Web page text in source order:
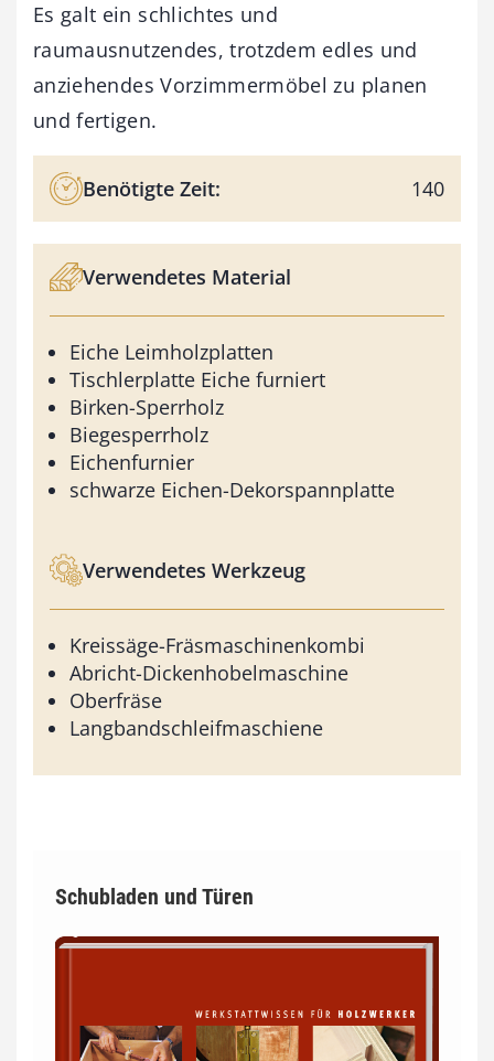
Es galt ein schlichtes und
raumausnutzendes, trotzdem edles und
anziehendes Vorzimmermöbel zu planen
und fertigen.
Benötigte Zeit: 140
Verwendetes Material
Eiche Leimholzplatten
Tischlerplatte Eiche furniert
Birken-Sperrholz
Biegesperrholz
Eichenfurnier
schwarze Eichen-Dekorspannplatte
Verwendetes Werkzeug
Kreissäge-Fräsmaschinenkombi
Abricht-Dickenhobelmaschine
Oberfräse
Langbandschleifmaschiene
Schubladen und Türen